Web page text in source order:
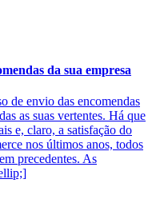
da sua empresa
de envio das encomendas
as suas vertentes. Há que
e, claro, a satisfação do
nos últimos anos, todos
precedentes. As